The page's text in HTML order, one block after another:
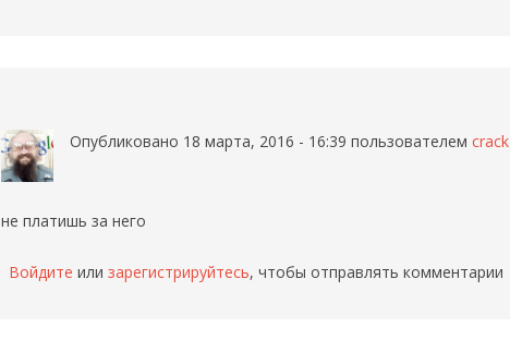
Опубликовано 18 марта, 2016 - 16:39 пользователем crack
не платишь за него
Войдите или зарегистрируйтесь, чтобы отправлять комментарии